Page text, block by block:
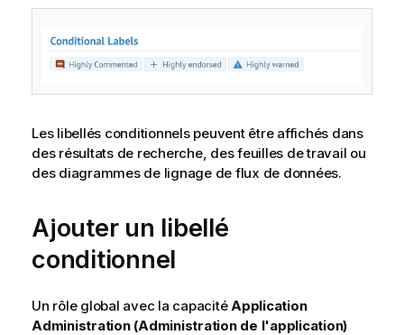
Les libellés conditionnels peuvent être affichés dans
des résultats de recherche, des feuilles de travail ou
des diagrammes de lignage de flux de données.
Ajouter un libellé
conditionnel
Un rôle global avec la capacité Application
Administration (Administration de l'application)